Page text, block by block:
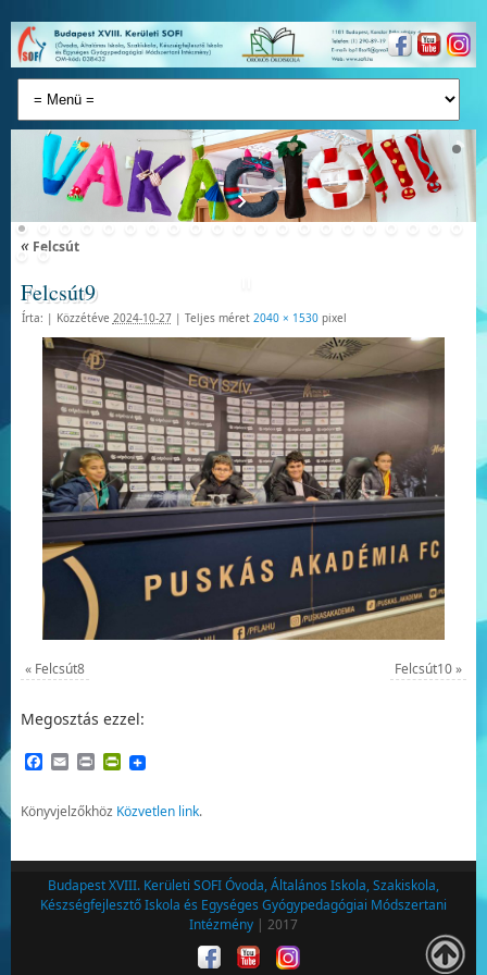
«Felcsút
Felcsút9
Írta: | Közzétéve 2024-10-27 | Teljes méret 2040 × 1530pixel
« Felcsút8 Felcsút10»
Megosztás ezzel:
Facebook
EmailPrintPrintFriendly
Könyvjelzőkhöz Közvetlen link.
Budapest XVIII. Kerületi SOFI Óvoda, Általános Iskola, Szakiskola,
Készségfejlesztő Iskola és Egységes Gyógypedagógiai Módszertani
Intézmény | 2017